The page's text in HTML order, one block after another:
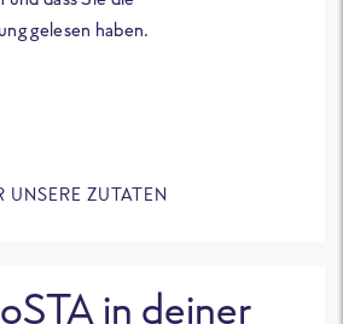
gelesen haben.
UNSERE ZUTATEN
in deiner